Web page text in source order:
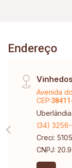
Endereço
Avenida
CEP:
(34)
Creci:
CNPJ: